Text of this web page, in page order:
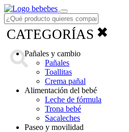
Menú
CATEGORÍAS ✖
Pañales y cambio
Pañales
Toallitas
Crema pañal
Alimentación del bebé
Leche de fórmula
Trona bebé
Sacaleches
Paseo y movilidad